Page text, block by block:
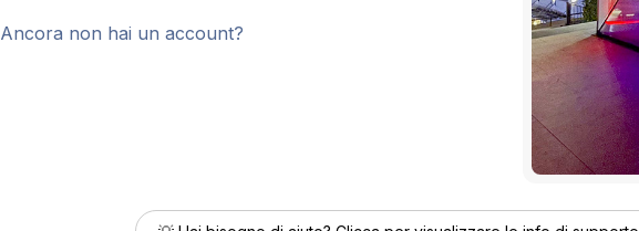
Ancora non hai un account?